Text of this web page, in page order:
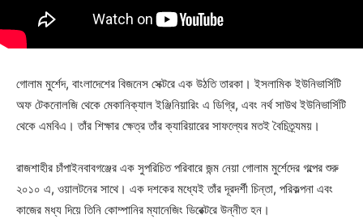
গোলাম মুর্শেদ, বাংলাদেশের বিজনেস সেক্টরে এক উঠতি তারকা। ইসলামিক ইউনিভার্সিটি
অফ টেকনোলজি থেকে মেকানিক্যাল ইঞ্জিনিয়ারিং এ ডিগ্রি, এবং নর্থ সাউথ ইউনিভার্সিটি
থেকে এমবিএ। তাঁর শিক্ষার ক্ষেত্র তাঁর ক্যারিয়ারের সাফল্যের মতই বৈচিত্র্যময়।
রাজশাহীর চাঁপাইনবাবগঞ্জের এক সুপরিচিত পরিবারে জন্ম নেয়া গোলাম মুর্শেদের গল্পের শুরু
২০১০ এ, ওয়ালটনের সাথে। এক দশকের মধ্যেই তাঁর দূরদর্শী চিন্তা, পরিকল্পনা এবং
কাজের মধ্য দিয়ে তিনি কোম্পানির ম্যানেজিং ডিরেক্টরে উন্নীত হন।